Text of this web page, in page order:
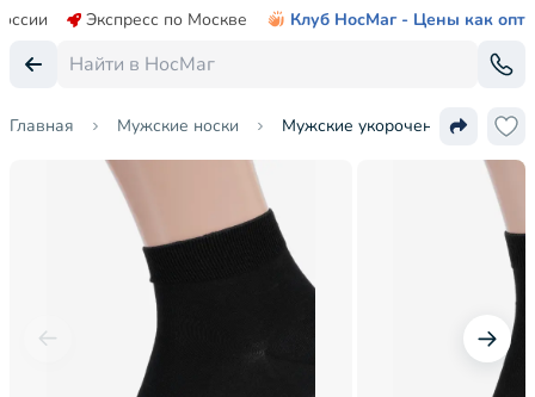
Экспресс по Москве Клуб НосМаг - Цены как опт
Главная Мужские носки Мужские укороченные носки